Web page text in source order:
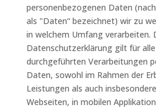
personenbezogenen Daten
als "Daten“ bezeichnet) wir zu
in welchem Umfang verarbeiten.
Datenschutzerklärung gilt für
durchgeführten Verarbeitungen
Daten, sowohl im Rahmen der
Leistungen als auch
Webseiten, in mobilen